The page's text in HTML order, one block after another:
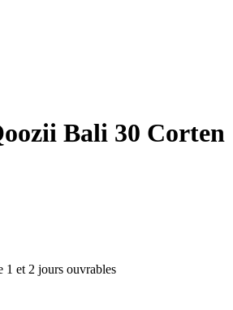
Bali 30 Corten
1 et 2 jours ouvrables